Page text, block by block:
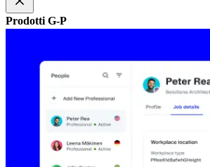
Prodotti G-P​​